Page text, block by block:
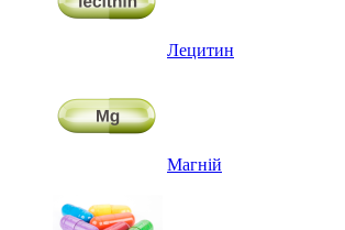
Лецитин
Магній